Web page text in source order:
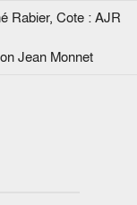
Rabier, Cote : AJR
Jean Monnet